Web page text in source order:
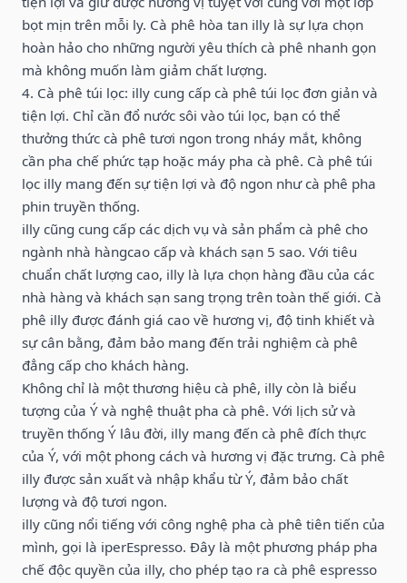
bọt mịn trên mỗi ly. Cà phê hòa tan illy là sự lựa chọn
hoàn hảo cho những người yêu thích cà phê nhanh gọn
mà không muốn làm giảm chất lượng.
4. Cà phê túi lọc: illy cung cấp cà phê túi lọc đơn giản và
tiện lợi. Chỉ cần đổ nước sôi vào túi lọc, bạn có thể
thưởng thức cà phê tươi ngon trong nháy mắt, không
cần pha chế phức tạp hoặc máy pha cà phê. Cà phê túi
lọc illy mang đến sự tiện lợi và độ ngon như cà phê pha
phin truyền thống.
illy cũng cung cấp các dịch vụ và sản phẩm cà phê cho
ngành nhà hàngcao cấp và khách sạn 5 sao. Với tiêu
chuẩn chất lượng cao, illy là lựa chọn hàng đầu của các
nhà hàng và khách sạn sang trọng trên toàn thế giới. Cà
phê illy được đánh giá cao về hương vị, độ tinh khiết và
sự cân bằng, đảm bảo mang đến trải nghiệm cà phê
đẳng cấp cho khách hàng.
Không chỉ là một thương hiệu cà phê, illy còn là biểu
tượng của Ý và nghệ thuật pha cà phê. Với lịch sử và
truyền thống Ý lâu đời, illy mang đến cà phê đích thực
của Ý, với một phong cách và hương vị đặc trưng. Cà phê
illy được sản xuất và nhập khẩu từ Ý, đảm bảo chất
lượng và độ tươi ngon.
illy cũng nổi tiếng với công nghệ pha cà phê tiên tiến của
mình, gọi là iperEspresso. Đây là một phương pháp pha
chế độc quyền của illy, cho phép tạo ra cà phê espresso